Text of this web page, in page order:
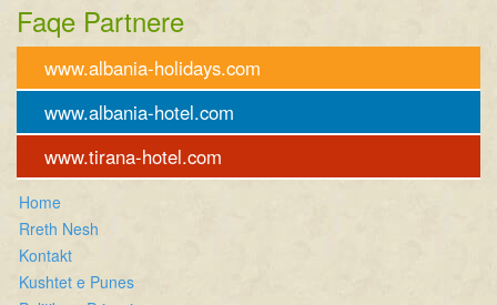
Faqe Partnere
www.albania-holidays.com
www.albania-hotel.com
www.tirana-hotel.com
Home
Rreth Nesh
Kontakt
Kushtet e Punes